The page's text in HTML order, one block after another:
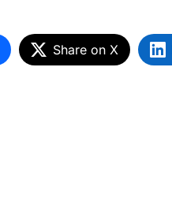
Share on X